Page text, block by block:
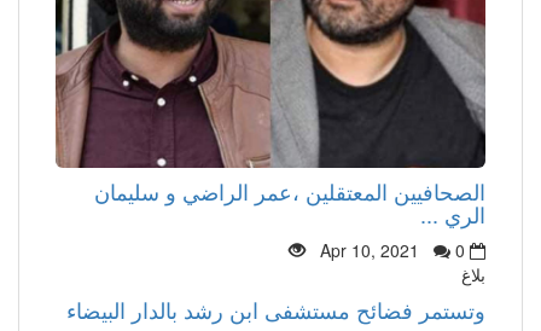
الصحافيين المعتقلين ،عمر الراضي و سليمان
الري ...
Apr 10, 2021
0
بلاغ
وتستمر فضائح مستشفى ابن رشد بالدار البيضاء